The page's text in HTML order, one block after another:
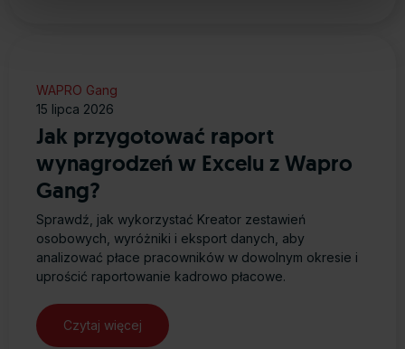
osobowe https://business.safety.google/privacy/
WAPRO Gang
15 lipca 2026
Jak przygotować raport
wynagrodzeń w Excelu z Wapro
Gang?
Sprawdź, jak wykorzystać Kreator zestawień
osobowych, wyróżniki i eksport danych, aby
analizować płace pracowników w dowolnym okresie i
uprościć raportowanie kadrowo płacowe.
Czytaj więcej